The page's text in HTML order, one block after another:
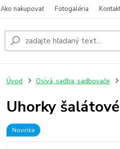
Ako nakupovať Fotogaléria
Úvod Osivá, sadba, sadbovače
Uhorky
Novinka